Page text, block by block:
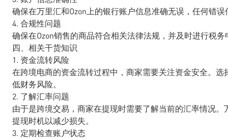
确保在万里汇和Ozon上的银行账户信息准确无误，任何错
4. 合规性问题
确保在Ozon销售的商品符合相关法律法规，并及时进行税
四、相关干货知识
1. 资金流转风险
在跨境电商的资金流转过程中，商家需要关注资金安全。
低财务风险。
2. 了解汇率问题
由于是跨境交易，商家在提现时需要了解当前的汇率情况
提现时机以减少损失。
3. 定期检查账户状态